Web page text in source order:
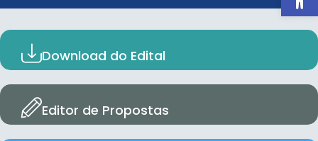
Download do Edital
Editor de Propostas